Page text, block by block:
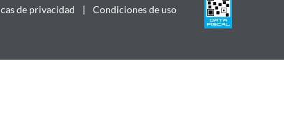
de privacidad |
Condiciones de uso